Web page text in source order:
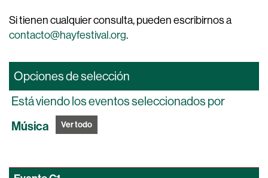
Si tienen cualquier consulta, pueden escribirnos a
contacto@hayfestival.org.
Opciones de selección
Está viendo los eventos seleccionados por
Música Ver todo